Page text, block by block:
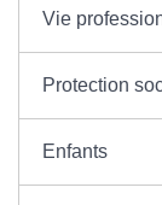
Vie
Protection
Enfants